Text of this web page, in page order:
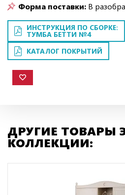
Форма поставки: В
ИНСТРУКЦИЯ ПО СБОРКЕ:
ТУМБА БЕТТИ №4
КАТАЛОГ ПОКРЫТИЙ
ДРУГИЕ ТОВАРЫ
КОЛЛЕКЦИИ: